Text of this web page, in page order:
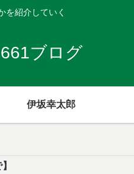
を紹介していく
ブログ
伊坂幸太郎